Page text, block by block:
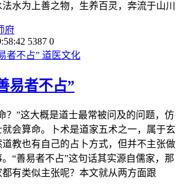
水为上善之物，生养百灵，奔流于山川
府
5387 0
道医文化
易者不占”
？”这大概是道士最常被问及的问题，仿
会算命。卜术是道家五术之一，属于玄
教也有自己的占卜方式，但并不主张做
“善易者不占”这句话其实源自儒家，那
有类似主张呢？本文就从两方面跟